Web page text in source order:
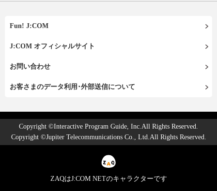
Fun! J:COM
J:COM オフィシャルサイト
お問い合わせ
お客さまのデータ利用･外部送信について
Copyright ©Interactive Program Guide, Inc.All Rights Reserved.
Copyright ©Jupiter Telecommunications Co., Ltd.All Rights Reserved.
ZAQはJ:COM NETのキャラクターです